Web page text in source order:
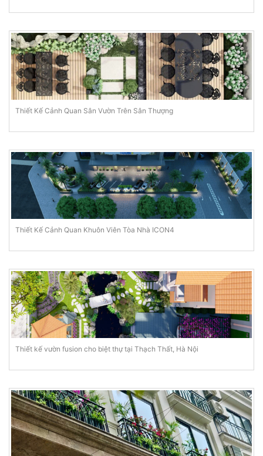
Thiết Kế Cảnh Quan Sân Vườn Trên Sân Thượng
Thiết Kế Cảnh Quan Khuôn Viên Tòa Nhà ICON4
Thiết kế vườn fusion cho biệt thự tại Thạch Thất, Hà Nội